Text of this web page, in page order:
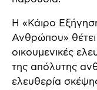
Η «Κάιρο
Ανθρώπου»
οικουμενικές
της απόλυτης
ελευθερία